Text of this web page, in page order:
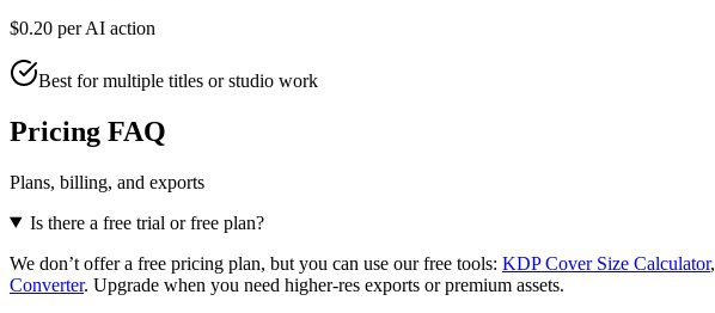
$0.20 per AI action
Best for multiple titles or studio work
Pricing FAQ
Plans, billing, and exports
Is there a free trial or free plan?
We don’t offer a free pricing plan, but you can use our free tools: KDP Cover Size Calculator,
Converter. Upgrade when you need higher-res exports or premium assets.